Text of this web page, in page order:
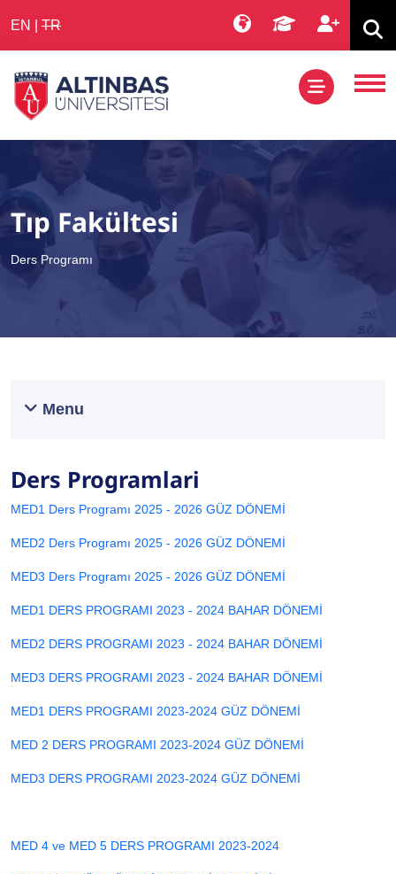
EN TR
Tıp Fakültesi
Ders Programı
Menu
Ders Programlari
MED1 Ders Programı 2025 - 2026 GÜZ DÖNEMİ
MED2 Ders Programı 2025 - 2026 GÜZ DÖNEMİ
MED3 Ders Programı 2025 - 2026 GÜZ DÖNEMİ
MED1 DERS PROGRAMI 2023 - 2024 BAHAR DÖNEMİ
MED2 DERS PROGRAMI 2023 - 2024 BAHAR DÖNEMİ
MED3 DERS PROGRAMI 2023 - 2024 BAHAR DÖNEMİ
MED1 DERS PROGRAMI 2023-2024 GÜZ DÖNEMİ
MED 2 DERS PROGRAMI 2023-2024 GÜZ DÖNEMİ
MED3 DERS PROGRAMI 2023-2024 GÜZ DÖNEMİ
MED 4 ve MED 5 DERS PROGRAMI 2023-2024